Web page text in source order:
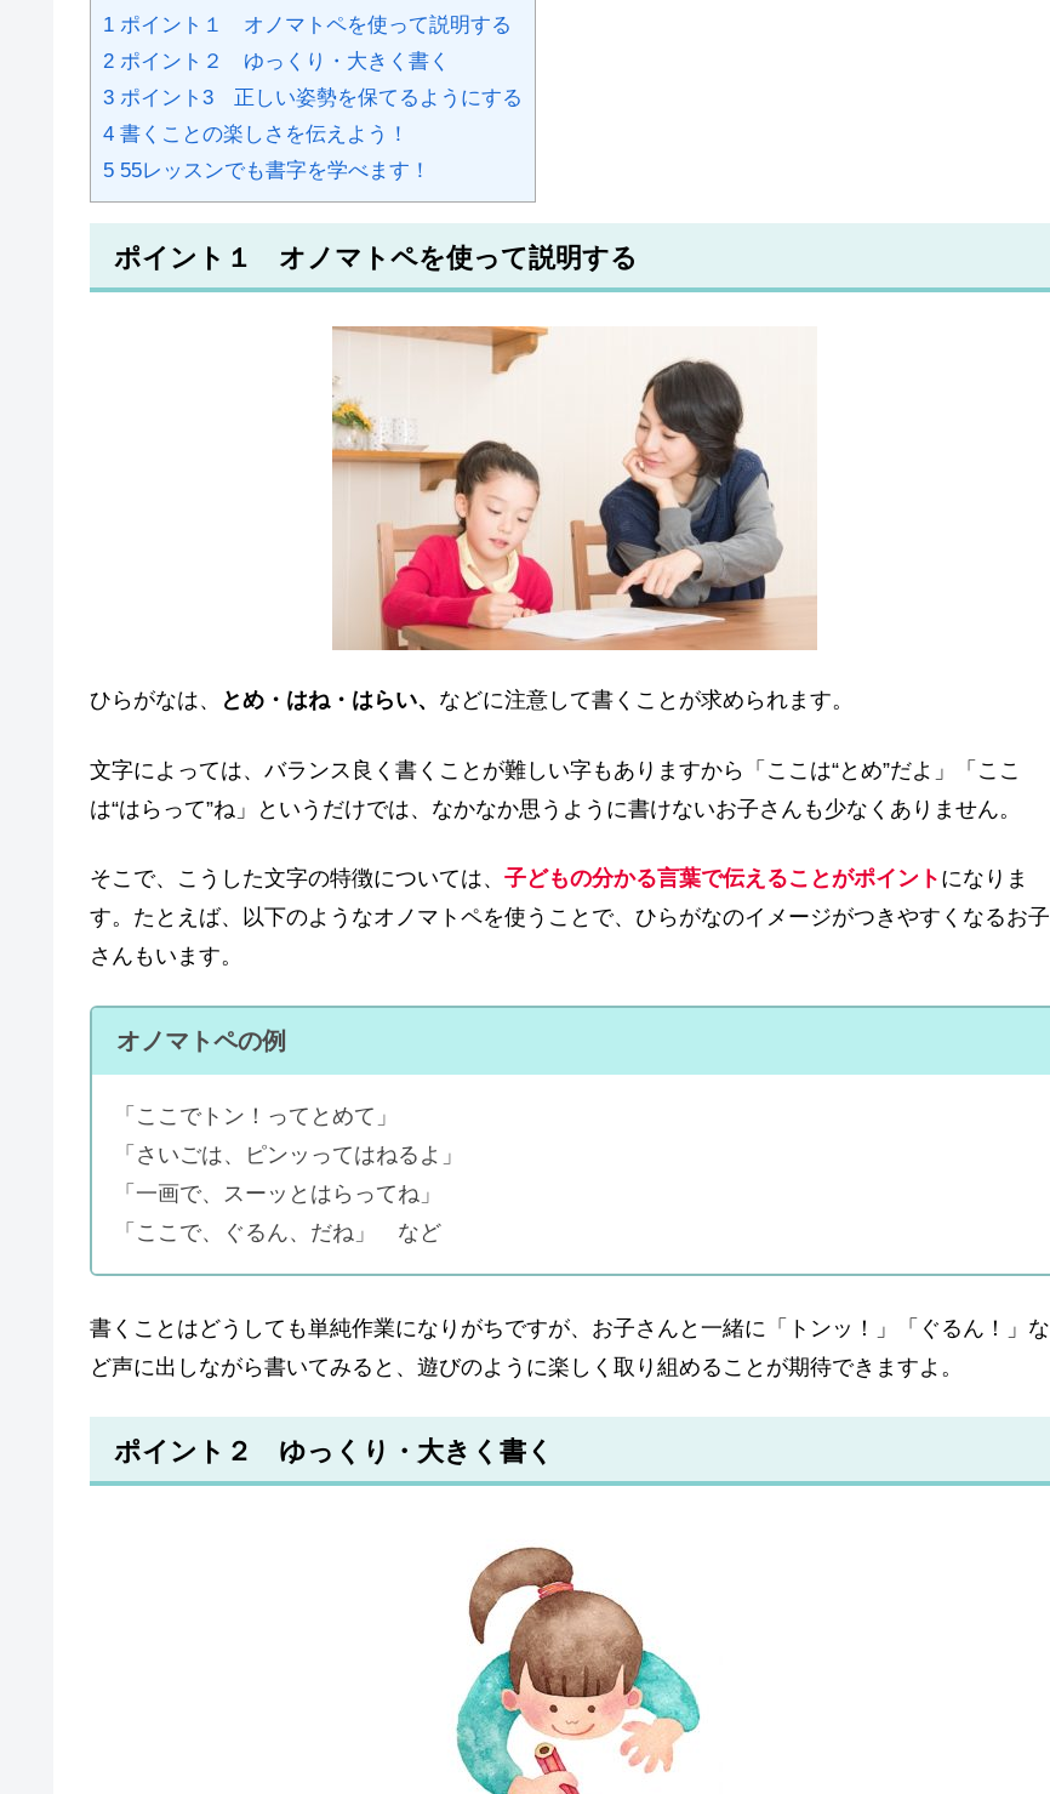
1 ポイント１ オノマトペを使って説明する
2 ポイント２ ゆっくり・大きく書く
3 ポイント3 正しい姿勢を保てるようにする
4 書くことの楽しさを伝えよう！
5 55レッスンでも書字を学べます！
ポイント１ オノマトペを使って説明する
ひらがなは、 とめ・はね・はらい、 などに注意して書くことが求められます。
文字によっては、バランス良く書くことが難しい字もありますから「ここは“とめ”だよ」「ここ
は“はらって”ね」というだけでは、なかなか思うように書けないお子さんも少なくありません。
そこで、こうした文字の特徴については、 子どもの分かる言葉で伝えることがポイント になりま
す。たとえば、以下のようなオノマトペを使うことで、ひらがなのイメージがつきやすくなるお子
さんもいます。
オノマトペの例
「ここでトン！ってとめて」
「さいごは、ピンッってはねるよ」
「一画で、スーッとはらってね」
「ここで、ぐるん、だね」 など
書くことはどうしても単純作業になりがちですが、お子さんと一緒に「トンッ！」「ぐるん！」な
ど声に出しながら書いてみると、遊びのように楽しく取り組めることが期待できますよ。
ポイント２ ゆっくり・大きく書く